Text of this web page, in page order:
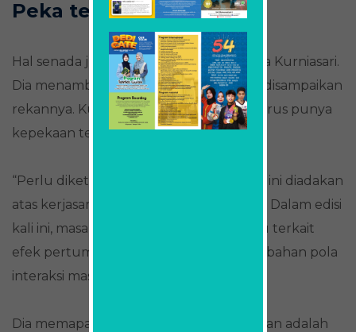
Peka terhadap Isu
Hal senada juga disampaikan Dwi Rahma Kurniasari.
Dia menambahkan dari tiga kunci yang disampaikan
rekannya. Kunci keempat adalah kita harus punya
kepekaan terhadap isu di sekitar kita
“Perlu diketahui Lomba Penelitian Belia ini diadakan
atas kerjasama pemerintah dengan CYS. Dalam edisi
kali ini, masalah yang diangkat adalah isu terkait
efek pertumbuhan kota terhadap perubahan pola
interaksi masyarakat,” ungkapnya.
Dia memaparkan metode yang digunakan adalah